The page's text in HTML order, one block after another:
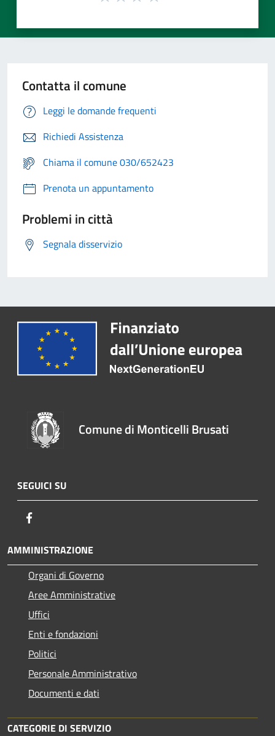
Contatta il comune
Leggi le domande frequenti
Richiedi Assistenza
Chiama il comune 030/652423
Prenota un appuntamento
Problemi in città
Segnala disservizio
Comune di Monticelli Brusati
SEGUICI SU
AMMINISTRAZIONE
Organi di Governo
Aree Amministrative
Uffici
Enti e fondazioni
Politici
Personale Amministrativo
Documenti e dati
CATEGORIE DI SERVIZIO